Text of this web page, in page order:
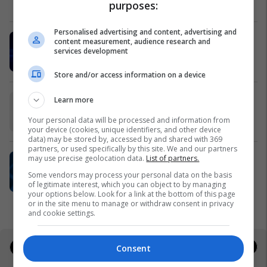
Shell
MobiSIM: Internet kudo dhe 15%
cashback
Frutex lanson në treg ART Ketchup
UBT i pari me numrin më të madh të
programeve të akredituara në
sektorin privat
UBT
Jobs
purposes:
Personalised advertising and content, advertising and
content measurement, audience research and
services development
Store and/or access information on a device
Learn more
Your personal data will be processed and information from
your device (cookies, unique identifiers, and other device
data) may be stored by, accessed by and shared with 369
partners, or used specifically by this site. We and our partners
may use precise geolocation data. List of partners.
Some vendors may process your personal data on the basis
of legitimate interest, which you can object to by managing
your options below. Look for a link at the bottom of this page
or in the site menu to manage or withdraw consent in privacy
and cookie settings.
Consent